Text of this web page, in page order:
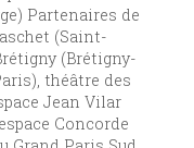
Partenaires de
(Saint-
(Brétigny-
théâtre des
Jean Vilar
Concorde